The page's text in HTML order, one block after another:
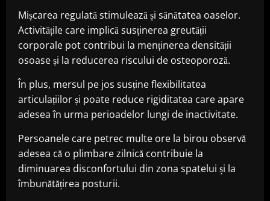
Mișcarea regulată stimulează și sănătatea oaselor.
Activitățile care implică susținerea greutății
corporale pot contribui la menținerea densității
osoase și la reducerea riscului de osteoporoză.
În plus, mersul pe jos susține flexibilitatea
articulațiilor și poate reduce rigiditatea care apare
adesea în urma perioadelor lungi de inactivitate.
Persoanele care petrec multe ore la birou observă
adesea că o plimbare zilnică contribuie la
diminuarea disconfortului din zona spatelui și la
îmbunătățirea posturii.